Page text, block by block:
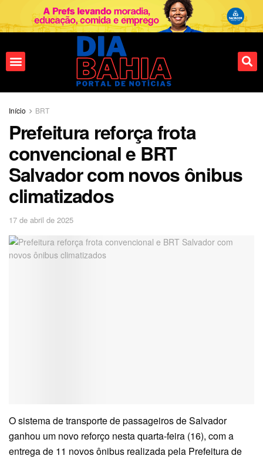
Início BRT
Prefeitura reforça frota
convencional e BRT
Salvador com novos ônibus
climatizados
17 de abril de 2025
O sistema de transporte de passageiros de Salvador
ganhou um novo reforço nesta quarta-feira (16), com a
entrega de 11 novos ônibus realizada pela Prefeitura de